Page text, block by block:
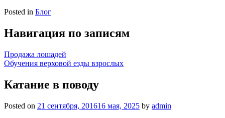
Posted in Блог
Навигация по записям
Продажа лошадей
Обучения верховой езды взрослых
Катание в поводу
Posted on 21 сентября, 201616 мая, 2025 by admin